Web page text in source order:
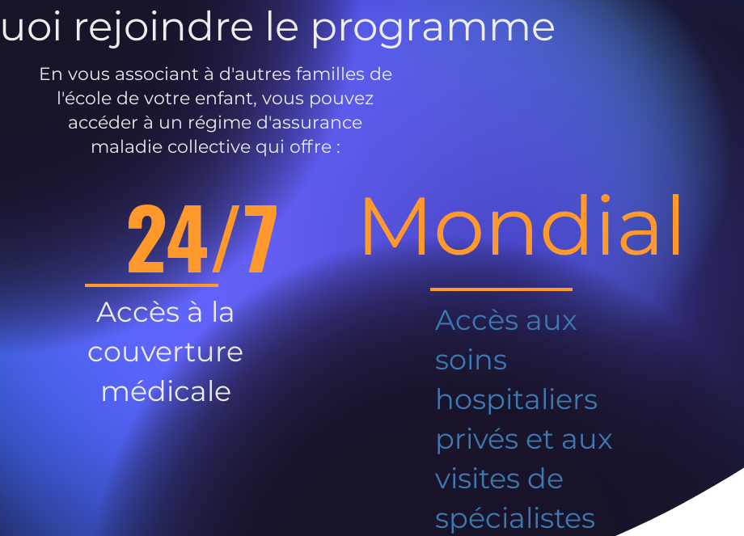
rejoindre le programme
En vous associant à d'autres familles de
l'école de votre enfant, vous pouvez
accéder à un régime d'assurance
maladie collective qui offre :
24/7
Accès à la
couverture
médicale
Mondial
Accès aux
soins
hospitaliers
privés et aux
visites de
spécialistes